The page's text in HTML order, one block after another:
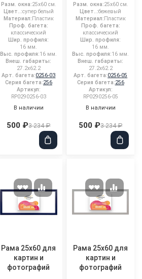
Разм. окна:25x60 см.
Цвет..:супер белый
Материал:Пластик
Проф. багета:
классический
Шир. профиля:
16 мм.
Выс. профиля:16 мм.
Внеш. габариты:
27.2x62.2
Арт. багета:0256-03
Серия багета:256
Артикул:
RP0290256-03
В наличии
500 ₽3 234 ₽
Разм. окна:25x60 см.
Цвет..:бежевый
Материал:Пластик
Проф. багета:
классический
Шир. профиля:
16 мм.
Выс. профиля:16 мм.
Внеш. габариты:
27.2x62.2
Арт. багета:0256-05
Серия багета:256
Артикул:
RP0290256-05
В наличии
500 ₽3 234 ₽
Рама 25x60 для
картин и
фотографий
Рама 25x60 для
картин и
фотографий